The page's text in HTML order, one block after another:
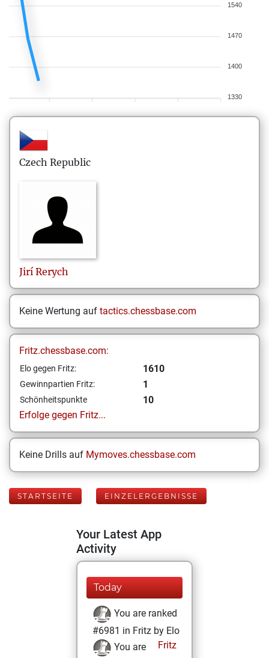
1540
1470
1400
1330
Czech Republic
Jirí Rerych
Keine Wertung auf tactics.chessbase.com
Fritz.chessbase.com:
Elo gegen Fritz: 1610
Gewinnpartien Fritz: 1
Schönheitspunkte
10
Erfolge gegen Fritz...
Keine Drills auf Mymoves.chessbase.com
STARTSEITE EINZELERGEBNISSE
Your Latest App
Activity
Today
You are ranked
#6981 in Fritz by Elo
Fritz
You are